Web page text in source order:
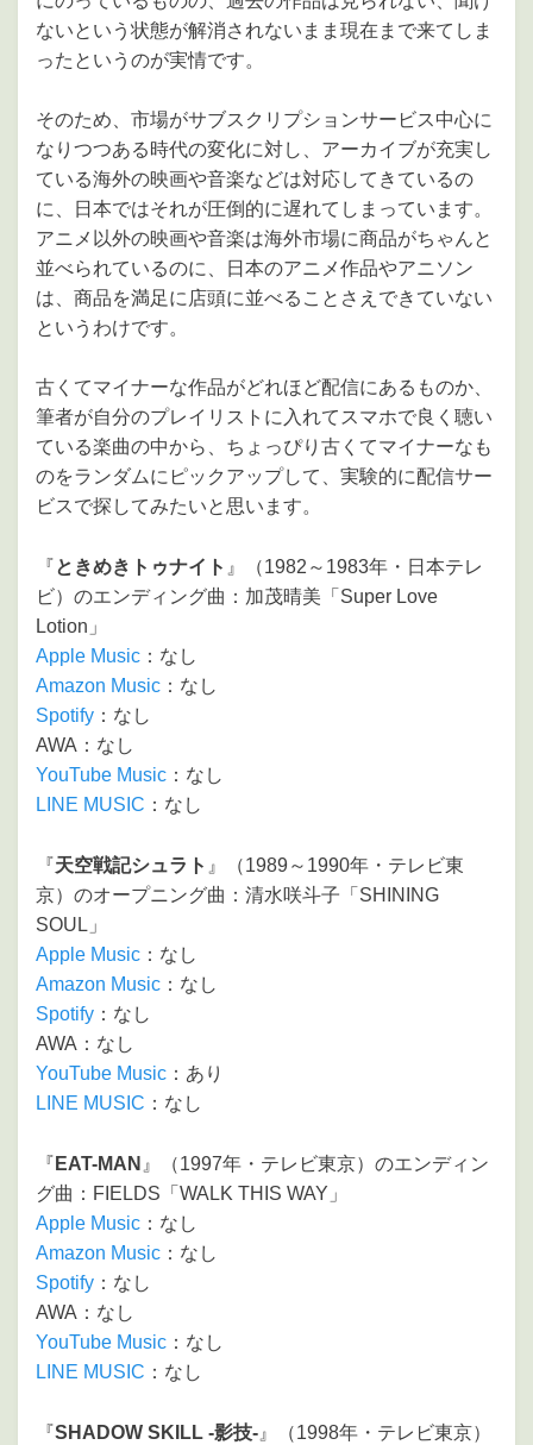
ないという状態が解消されないまま現在まで来てしま
ったというのが実情です。
そのため、市場がサブスクリプションサービス中心に
なりつつある時代の変化に対し、アーカイブが充実し
ている海外の映画や音楽などは対応してきているの
に、日本ではそれが圧倒的に遅れてしまっています。
アニメ以外の映画や音楽は海外市場に商品がちゃんと
並べられているのに、日本のアニメ作品やアニソン
は、商品を満足に店頭に並べることさえできていない
というわけです。
古くてマイナーな作品がどれほど配信にあるものか、
筆者が自分のプレイリストに入れてスマホで良く聴い
ている楽曲の中から、ちょっぴり古くてマイナーなも
のをランダムにピックアップして、実験的に配信サー
ビスで探してみたいと思います。
『ときめきトゥナイト 』（1982～1983年・日本テレ
ビ）のエンディング曲：加茂晴美「Super Love
Lotion」
Apple Music ：なし
Amazon Music ：なし
Spotify ：なし
AWA：なし
YouTube Music ：なし
LINE MUSIC ：なし
『天空戦記シュラト 』（1989～1990年・テレビ東
京）のオープニング曲：清水咲斗子「SHINING
SOUL」
Apple Music ：なし
Amazon Music ：なし
Spotify ：なし
AWA：なし
YouTube Music ：あり
LINE MUSIC ：なし
『 EAT-MAN 』（1997年・テレビ東京）のエンディン
グ曲：FIELDS「WALK THIS WAY」
Apple Music ：なし
Amazon Music ：なし
Spotify ：なし
AWA：なし
YouTube Music ：なし
LINE MUSIC ：なし
『SHADOW SKILL -影技-』（1998年・テレビ東京）